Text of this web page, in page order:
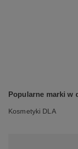
Popularne marki w
Kosmetyki DLA